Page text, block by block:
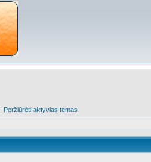
| Peržiūrėti aktyvias temas